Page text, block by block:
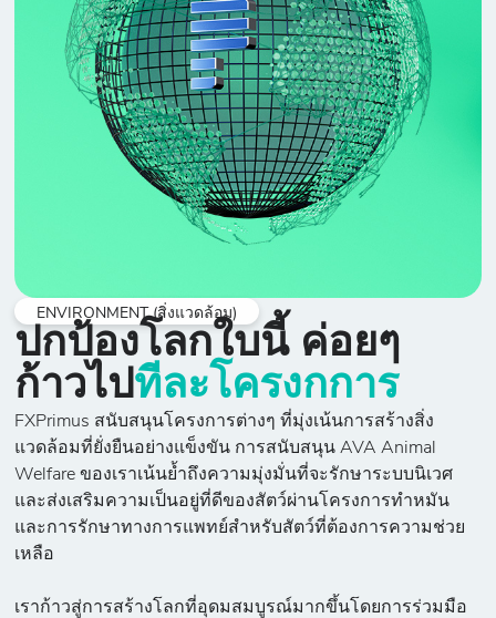
ENVIRONMENT (สิ่งแวดล้อม)
ปกป้องโลกใบนี้ ค่อยๆ
ก้าวไปทีละโครงกการ
FXPrimus สนับสนุนโครงการต่างๆ ที่มุ่งเน้นการสร้างสิ่ง
แวดล้อมที่ยั่งยืนอย่างแข็งขัน การสนับสนุน AVA Animal
Welfare ของเราเน้นย้ำถึงความมุ่งมั่นที่จะรักษาระบบนิเวศ
และส่งเสริมความเป็นอยู่ที่ดีของสัตว์ผ่านโครงการทำหมัน
และการรักษาทางการแพทย์สำหรับสัตว์ที่ต้องการความช่วย
เหลือ
เราก้าวสู่การสร้างโลกที่อุดมสมบูรณ์มากขึ้นโดยการร่วมมือ